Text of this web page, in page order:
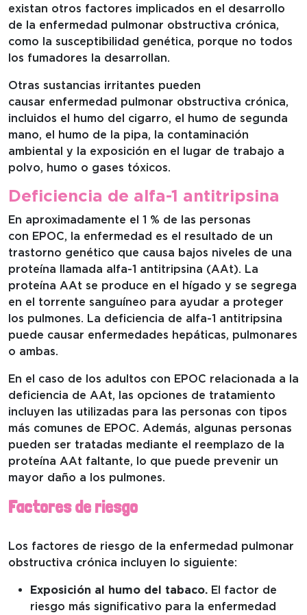
existan otros factores implicados en el desarrollo
de la enfermedad pulmonar obstructiva crónica,
como la susceptibilidad genética, porque no todos
los fumadores la desarrollan.
Otras sustancias irritantes pueden
causar enfermedad pulmonar obstructiva crónica,
incluidos el humo del cigarro, el humo de segunda
mano, el humo de la pipa, la contaminación
ambiental y la exposición en el lugar de trabajo a
polvo, humo o gases tóxicos.
Deficiencia de alfa-1 antitripsina
En aproximadamente el 1 % de las personas
con EPOC, la enfermedad es el resultado de un
trastorno genético que causa bajos niveles de una
proteína llamada alfa-1 antitripsina (AAt). La
proteína AAt se produce en el hígado y se segrega
en el torrente sanguíneo para ayudar a proteger
los pulmones. La deficiencia de alfa-1 antitripsina
puede causar enfermedades hepáticas, pulmonares
o ambas.
En el caso de los adultos con EPOC relacionada a la
deficiencia de AAt, las opciones de tratamiento
incluyen las utilizadas para las personas con tipos
más comunes de EPOC. Además, algunas personas
pueden ser tratadas mediante el reemplazo de la
proteína AAt faltante, lo que puede prevenir un
mayor daño a los pulmones.
Factores de riesgo
Los factores de riesgo de la enfermedad pulmonar
obstructiva crónica incluyen lo siguiente:
Exposición al humo del tabaco. El factor de
riesgo más significativo para la enfermedad